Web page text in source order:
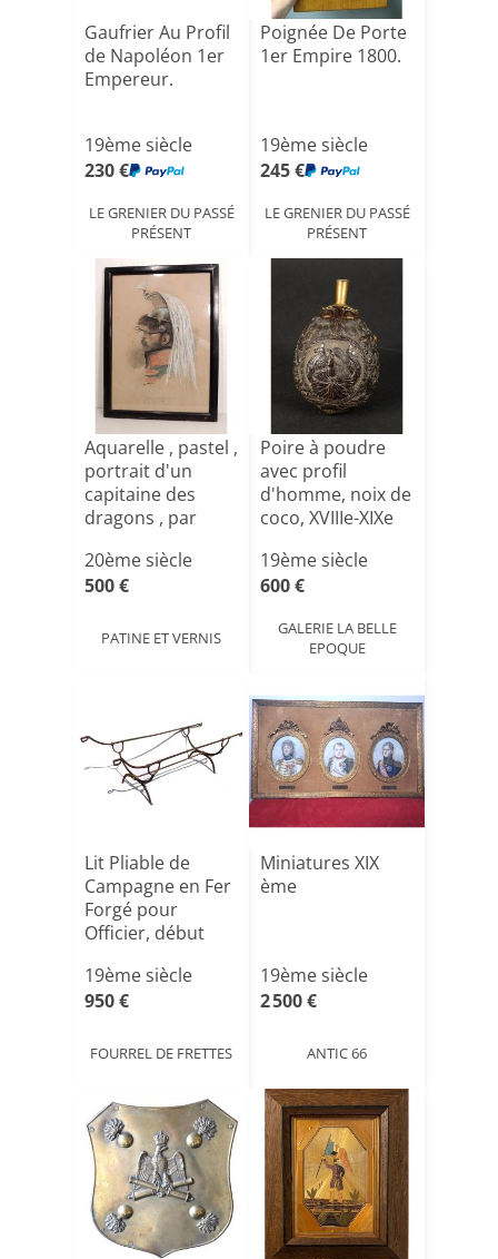
Gaufrier Au Profil
de Napoléon 1er
Empereur.
19ème siècle
230 €
LE GRENIER DU PASSÉ
PRÉSENT
Poignée De Porte
1er Empire 1800.
19ème siècle
245 €
LE GRENIER DU PASSÉ
PRÉSENT
Aquarelle , pastel ,
portrait d'un
capitaine des
dragons , par
20ème siècle
500 €
PATINE ET VERNIS
Poire à poudre
avec profil
d'homme, noix de
coco, XVIIIe-XIXe
19ème siècle
600 €
GALERIE LA BELLE
EPOQUE
Lit Pliable de
Campagne en Fer
Forgé pour
Officier, début
19ème siècle
950 €
FOURREL DE FRETTES
Miniatures XIX
ème
19ème siècle
2 500 €
ANTIC 66